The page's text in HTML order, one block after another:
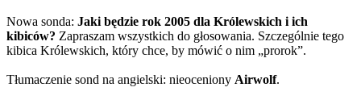
Nowa sonda: Jaki będzie rok 2005 dla Królewskich i ich
kibiców? Zapraszam wszystkich do głosowania. Szczególnie tego
kibica Królewskich, który chce, by mówić o nim „prorok”.
Tłumaczenie sond na angielski: nieoceniony Airwolf.